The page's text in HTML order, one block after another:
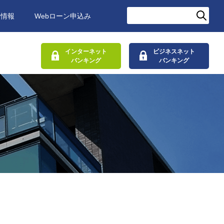
報 Webローン申込み
インターネット
バンキング
ビジネスネット
バンキング